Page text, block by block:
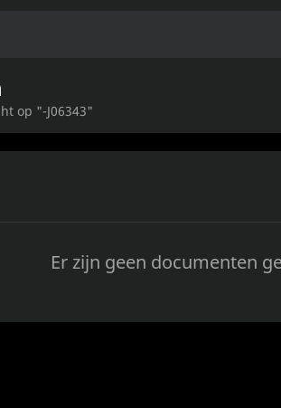
op "-J06343"
Er zijn geen documenten